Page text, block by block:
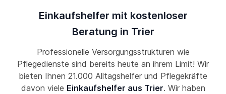
Einkaufshelfer mit kostenloser
Beratung in Trier
Professionelle Versorgungsstrukturen wie
Pflegedienste sind bereits heute an ihrem Limit! Wir
bieten Ihnen 21.000 Alltagshelfer und Pflegekräfte
davon viele Einkaufshelfer aus Trier. Wir haben